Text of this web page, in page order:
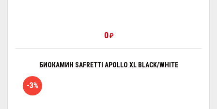
0₽
БИОКАМИН SAFRETTI APOLLO XL BLACK/WHITE
-3%